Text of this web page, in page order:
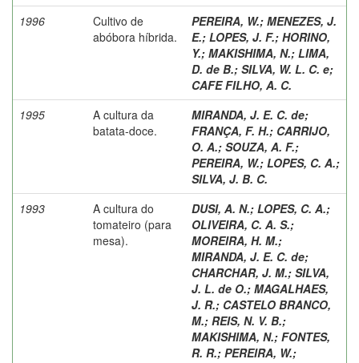
1996
Cultivo de
abóbora híbrida.
PEREIRA, W.; MENEZES, J.
E.; LOPES, J. F.; HORINO,
Y.; MAKISHIMA, N.; LIMA,
D. de B.; SILVA, W. L. C. e;
CAFE FILHO, A. C.
1995
A cultura da
batata-doce.
MIRANDA, J. E. C. de;
FRANÇA, F. H.; CARRIJO,
O. A.; SOUZA, A. F.;
PEREIRA, W.; LOPES, C. A.;
SILVA, J. B. C.
1993
A cultura do
tomateiro (para
mesa).
DUSI, A. N.; LOPES, C. A.;
OLIVEIRA, C. A. S.;
MOREIRA, H. M.;
MIRANDA, J. E. C. de;
CHARCHAR, J. M.; SILVA,
J. L. de O.; MAGALHAES,
J. R.; CASTELO BRANCO,
M.; REIS, N. V. B.;
MAKISHIMA, N.; FONTES,
R. R.; PEREIRA, W.;